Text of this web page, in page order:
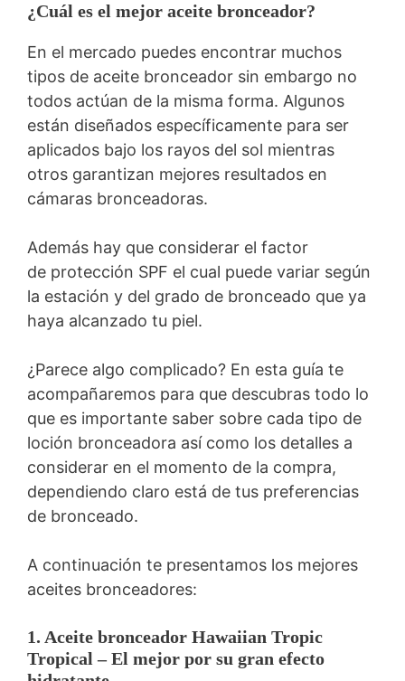
¿Cuál es el mejor aceite bronceador?
En el mercado puedes encontrar muchos
tipos de aceite bronceador sin embargo no
todos actúan de la misma forma. Algunos
están diseñados específicamente para ser
aplicados bajo los rayos del sol mientras
otros garantizan mejores resultados en
cámaras bronceadoras.
Además hay que considerar el factor
de protección SPF el cual puede variar según
la estación y del grado de bronceado que ya
haya alcanzado tu piel.
¿Parece algo complicado? En esta guía te
acompañaremos para que descubras todo lo
que es importante saber sobre cada tipo de
loción bronceadora así como los detalles a
considerar en el momento de la compra,
dependiendo claro está de tus preferencias
de bronceado.
A continuación te presentamos los mejores
aceites bronceadores:
1. Aceite bronceador Hawaiian Tropic
Tropical – El mejor por su gran efecto